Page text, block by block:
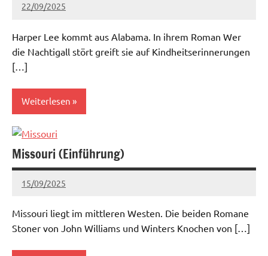
22/09/2025
admin
Keine
Harper Lee kommt aus Alabama. In ihrem Roman Wer
die Nachtigall stört greift sie auf Kindheitserinnerungen
[…]
Weiterlesen
Aktuell
Südstaaten
Missouri (Einführung)
15/09/2025
admin
Keine
Missouri liegt im mittleren Westen. Die beiden Romane
Stoner von John Williams und Winters Knochen von […]